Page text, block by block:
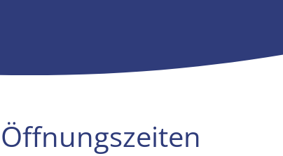
Öffnungszeiten